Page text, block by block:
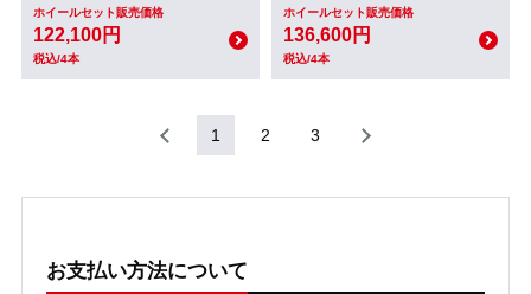
ホイールセット販売価格
122,100円
税込/4本
ホイールセット販売価格
136,600円
税込/4本
1 2 3
お支払い方法について